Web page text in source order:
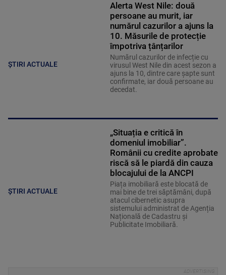
ȘTIRI ACTUALE
Alerta West Nile: două
persoane au murit, iar
numărul cazurilor a ajuns la
10. Măsurile de protecție
împotriva țânțarilor
Numărul cazurilor de infecție cu
virusul West Nile din acest sezon a
ajuns la 10, dintre care șapte sunt
confirmate, iar două persoane au
decedat.
ȘTIRI ACTUALE
„Situația e critică în
domeniul imobiliar”.
Românii cu credite aprobate
riscă să le piardă din cauza
blocajului de la ANCPI
Piața imobiliară este blocată de
mai bine de trei săptămâni, după
atacul cibernetic asupra
sistemului administrat de Agenția
Națională de Cadastru și
Publicitate Imobiliară.